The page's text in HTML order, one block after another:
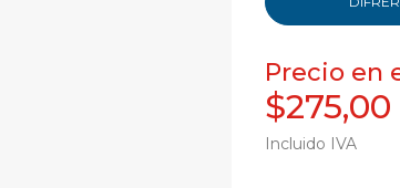
Precio en
$275,00
Incluido IVA